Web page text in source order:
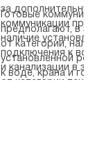
за
коммуникации
наличие
подключения к
и канализации в
от категории
Готовые
предполагают, в
от категории,
установленной
к воде, крана и